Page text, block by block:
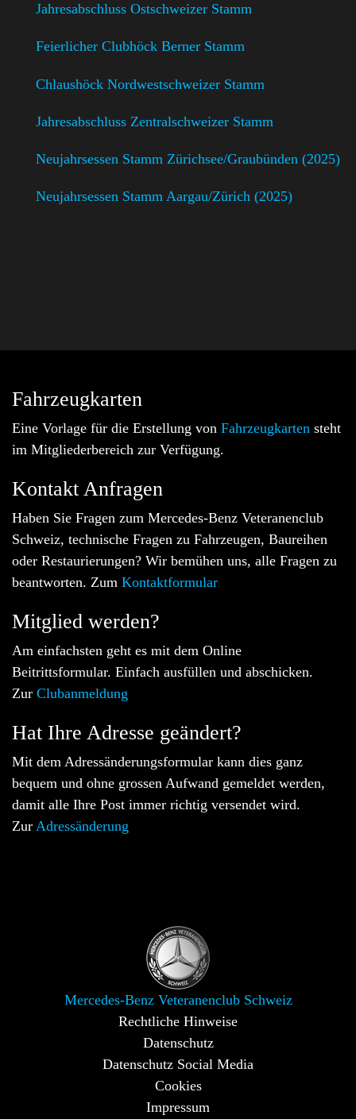
Jahresabschluss Ostschweizer Stamm
Feierlicher Clubhöck Berner Stamm
Chlaushöck Nordwestschweizer Stamm
Jahresabschluss Zentralschweizer Stamm
Neujahrsessen Stamm Zürichsee/Graubünden (2025)
Neujahrsessen Stamm Aargau/Zürich (2025)
Fahrzeugkarten
Eine Vorlage für die Erstellung von Fahrzeugkarten steht
im Mitgliederbereich zur Verfügung.
Kontakt Anfragen
Haben Sie Fragen zum Mercedes-Benz Veteranenclub
Schweiz, technische Fragen zu Fahrzeugen, Baureihen
oder Restaurierungen? Wir bemühen uns, alle Fragen zu
beantworten. Zum Kontaktformular
Mitglied werden?
Am einfachsten geht es mit dem Online
Beitrittsformular. Einfach ausfüllen und abschicken.
Zur Clubanmeldung
Hat Ihre Adresse geändert?
Mit dem Adressänderungsformular kann dies ganz
bequem und ohne grossen Aufwand gemeldet werden,
damit alle Ihre Post immer richtig versendet wird.
Zur Adressänderung
Mercedes-Benz Veteranenclub Schweiz
Rechtliche Hinweise
Datenschutz
Datenschutz Social Media
Cookies
Impressum